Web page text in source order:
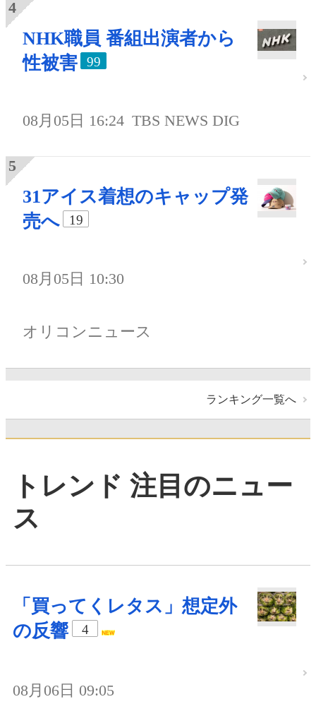
NHK職員 番組出演者から
性被害
99
08月05日 16:24 TBS NEWS DIG
31アイス着想のキャップ発
売へ
19
08月05日 10:30
オリコンニュース
ランキング一覧へ
トレンド 注目のニュー
ス
「買ってくレタス」想定外
の反響
4
08月06日 09:05